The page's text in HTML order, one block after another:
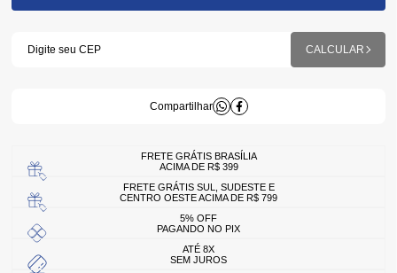
FRETE GRÁTIS BRASÍLIA
ACIMA DE R$ 399
FRETE GRÁTIS SUL, SUDESTE E
CENTRO OESTE ACIMA DE R$ 799
5% OFF
PAGANDO NO PIX
ATÉ 8X
SEM JUROS